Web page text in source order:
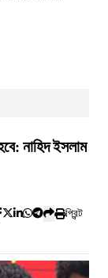
নাহিদ ইসলাম
প্রিন্ট